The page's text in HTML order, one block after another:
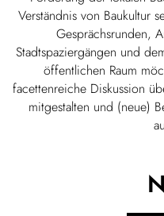
Verständnis von Baukultur
Gesprächsrunden,
Stadtspaziergängen und
öffentlichen Raum
facettenreiche Diskussion
mitgestalten und (neue)